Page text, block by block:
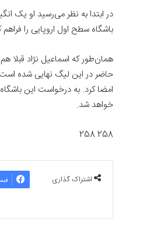
در ابتدا به نظر می‌رسید او یک
باشگاه سطح اول اروپایی را
همان‌طور که اسماعیل نژاد قبلا
حاضر در این لیگ نهایی شده است.
امضا کرد. به درخواست این
خواهد شد.
258 258
اشتراک گذاری